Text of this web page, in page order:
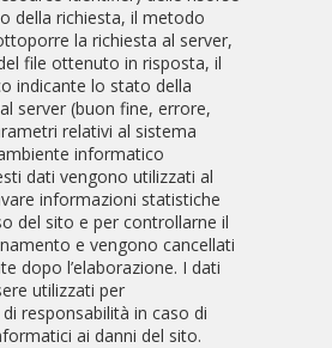
della richiesta, il metodo
la richiesta al server,
file ottenuto in risposta, il
indicante lo stato della
server (buon fine, errore,
relativi al sistema
informatico
dati vengono utilizzati al
informazioni statistiche
del sito e per controllarne il
e vengono cancellati
dopo l’elaborazione. I dati
utilizzati per
responsabilità in caso di
ai danni del sito.